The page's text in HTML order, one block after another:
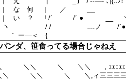
パンダ、笹食ってる場合じゃねえ